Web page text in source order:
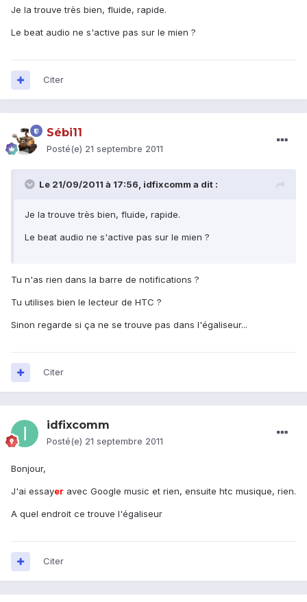
Je la trouve très bien, fluide, rapide.
Le beat audio ne s'active pas sur le mien ?
Citer
Sébi11
Posté(e) 21 septembre 2011
Le 21/09/2011 à 17:56, idfixcomm a dit :
Je la trouve très bien, fluide, rapide.
Le beat audio ne s'active pas sur le mien ?
Tu n'as rien dans la barre de notifications ?
Tu utilises bien le lecteur de HTC ?
Sinon regarde si ça ne se trouve pas dans l'égaliseur...
Citer
idfixcomm
Posté(e) 21 septembre 2011
Bonjour,
J'ai essayer avec Google music et rien, ensuite htc musique, rien.
A quel endroit ce trouve l'égaliseur
Citer